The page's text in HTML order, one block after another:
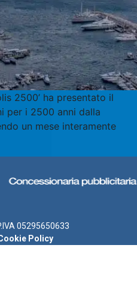
2500’ ha presentato il
per i 2500 anni dalla
un mese interamente
05295650633
Policy